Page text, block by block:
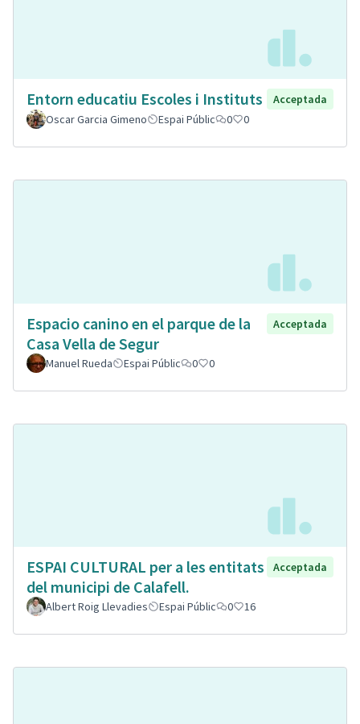
Entorn educatiu Escoles i Instituts
Acceptada
Oscar Garcia Gimeno
Espai Públic 0 0
Espacio canino en el parque de la
Casa Vella de Segur
Acceptada
Manuel Rueda Espai Públic 0 0
ESPAI CULTURAL per a les entitats
del municipi de Calafell.
Acceptada
Albert Roig Llevadies Espai Públic 0 16